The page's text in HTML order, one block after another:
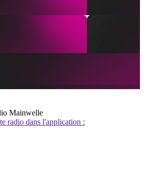
Mainwelle
radio dans l'application :